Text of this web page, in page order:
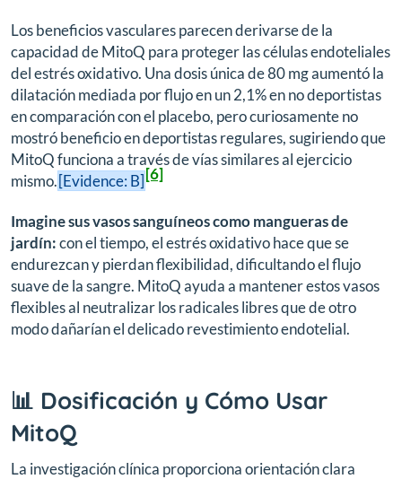
Los beneficios vasculares parecen derivarse de la
capacidad de MitoQ para proteger las células endoteliales
del estrés oxidativo. Una dosis única de 80 mg aumentó la
dilatación mediada por flujo en un 2,1% en no deportistas
en comparación con el placebo, pero curiosamente no
mostró beneficio en deportistas regulares, sugiriendo que
MitoQ funciona a través de vías similares al ejercicio
mismo.[Evidence: B][6]
Imagine sus vasos sanguíneos como mangueras de
jardín:con el tiempo, el estrés oxidativo hace que se
endurezcan y pierdan flexibilidad, dificultando el flujo
suave de la sangre. MitoQ ayuda a mantener estos vasos
flexibles al neutralizar los radicales libres que de otro
modo dañarían el delicado revestimiento endotelial.
📊 Dosificación y Cómo Usar
MitoQ
La investigación clínica proporciona orientación clara